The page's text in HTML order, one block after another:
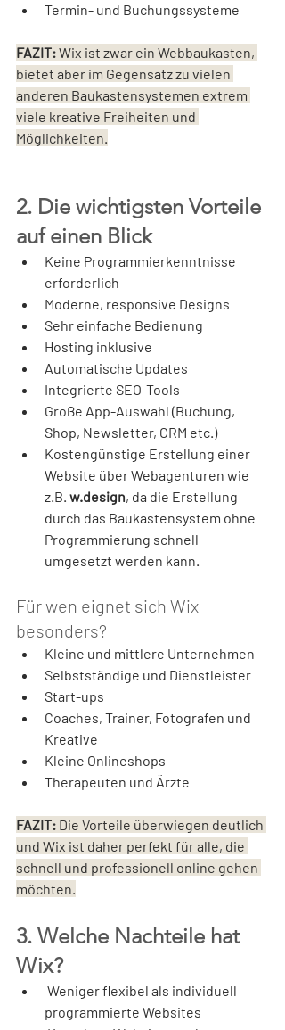
Termin- und Buchungssysteme
FAZIT: Wix ist zwar ein Webbaukasten,
bietet aber im Gegensatz zu vielen
anderen Baukastensystemen extrem
viele kreative Freiheiten und
Möglichkeiten.
2. Die wichtigsten Vorteile
auf einen Blick
Keine Programmierkenntnisse
erforderlich
Moderne, responsive Designs
Sehr einfache Bedienung
Hosting inklusive
Automatische Updates
Integrierte SEO-Tools
Große App-Auswahl (Buchung,
Shop, Newsletter, CRM etc.)
Kostengünstige Erstellung einer
Website über Webagenturen wie
z.B. w.design, da die Erstellung
durch das Baukastensystem ohne
Programmierung schnell
umgesetzt werden kann.
Für wen eignet sich Wix
besonders?
Kleine und mittlere Unternehmen
Selbstständige und Dienstleister
Start-ups
Coaches, Trainer, Fotografen und
Kreative
Kleine Onlineshops
Therapeuten und Ärzte
FAZIT: Die Vorteile überwiegen deutlich
und Wix ist daher perfekt für alle, die
schnell und professionell online gehen
möchten.
3. Welche Nachteile hat
Wix?
programmierte Websites